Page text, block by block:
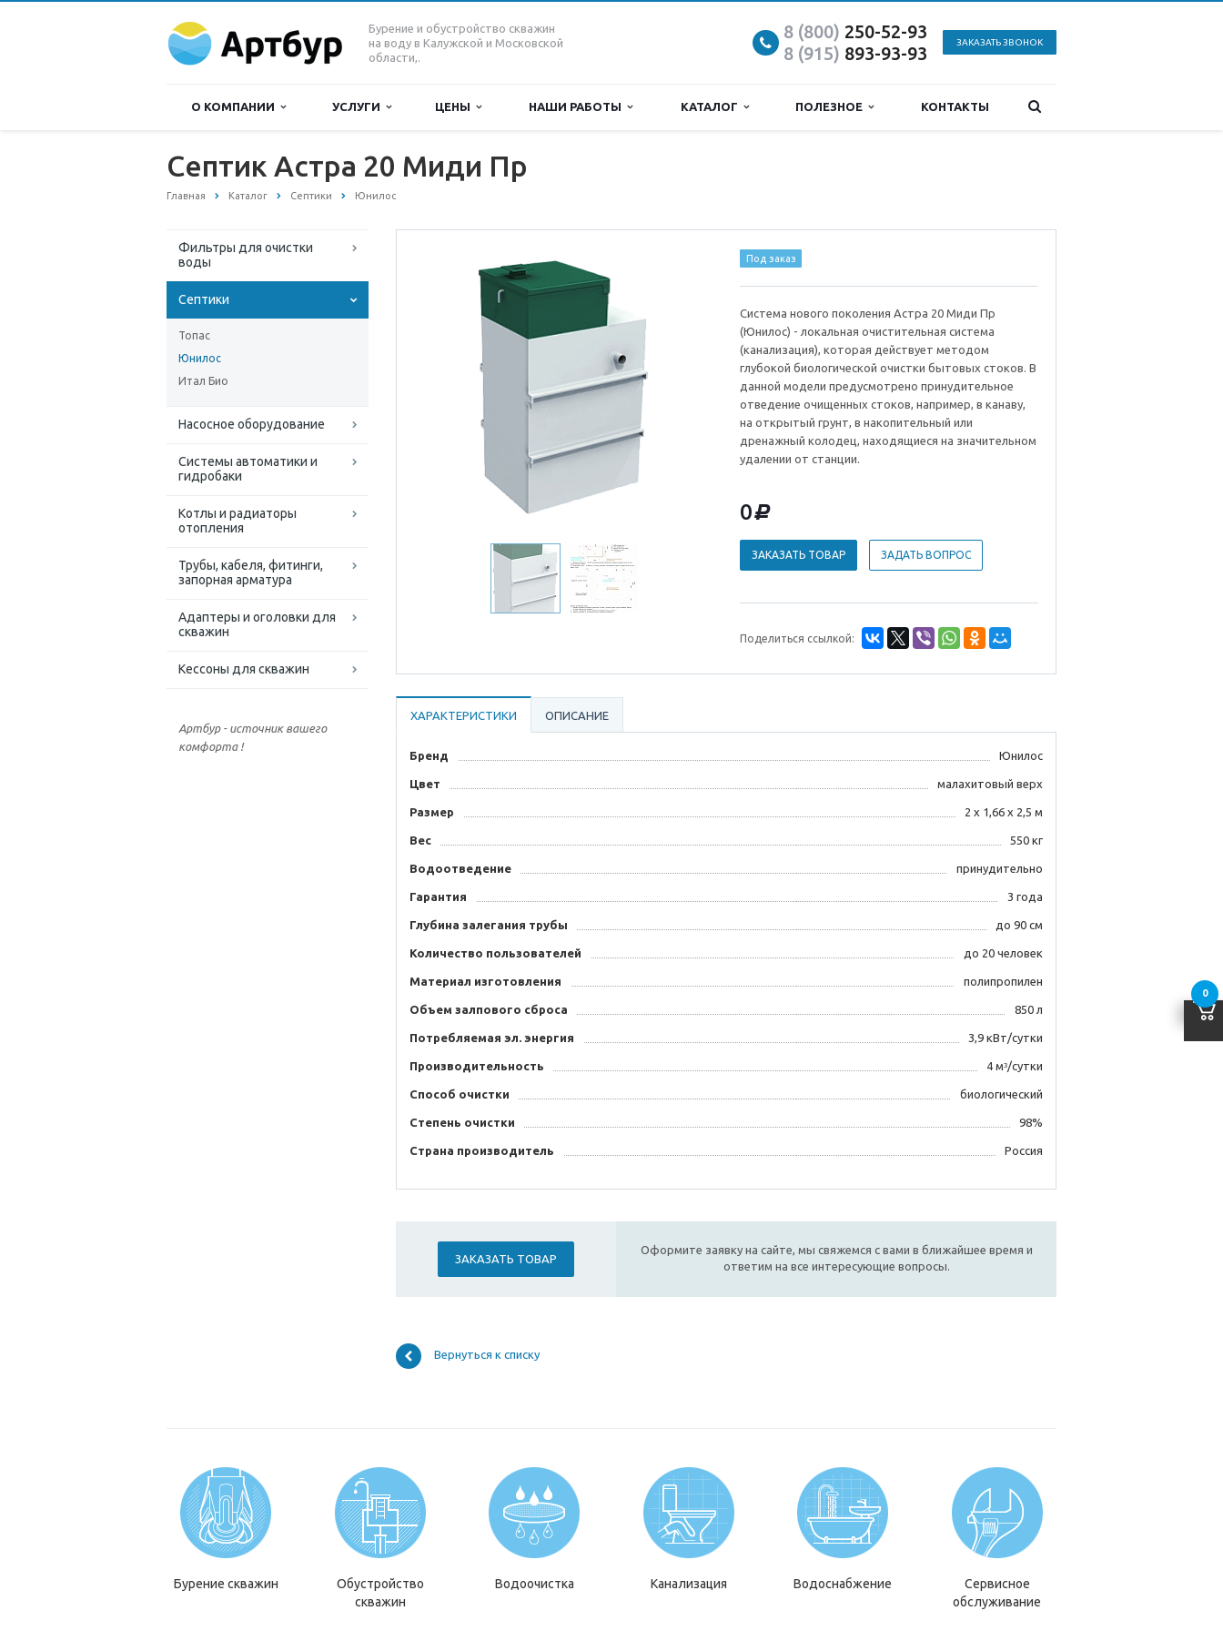
Бурение и обустройство скважин
на воду в Калужской и Московской
области,.
8 (800) 250-52-93
8 (915) 893-93-93
ЗАКАЗАТЬ ЗВОНОК
О КОМПАНИИ УСЛУГИ ЦЕНЫ НАШИ РАБОТЫ КАТАЛОГ ПОЛЕЗНОЕ КОНТАКТЫ
Септик Астра 20 Миди Пр
Главная Каталог Септики Юнилос
Фильтры для очистки
воды
Септики
Топас
Юнилос
Итал Био
Насосное оборудование
Системы автоматики и
гидробаки
Котлы и радиаторы
отопления
Трубы, кабеля, фитинги,
запорная арматура
Адаптеры и оголовки для
скважин
Кессоны для скважин
Артбур - источник вашего
комфорта !
Под заказ
Система нового поколения Астра 20 Миди Пр
(Юнилос) - локальная очистительная система
(канализация), которая действует методом
глубокой биологической очистки бытовых стоков. В
данной модели предусмотрено принудительное
отведение очищенных стоков, например, в канаву,
на открытый грунт, в накопительный или
дренажный колодец, находящиеся на значительном
удалении от станции.
0d
ЗАКАЗАТЬ ТОВАР ЗАДАТЬ ВОПРОС
Поделиться ссылкой:
ХАРАКТЕРИСТИКИ ОПИСАНИЕ
Бренд Юнилос
Цвет малахитовый верх
Размер 2 х 1,66 х 2,5 м
Вес 550 кг
Водоотведение принудительно
Гарантия 3 года
Глубина залегания трубы до 90 см
Количество пользователей до 20 человек
Материал изготовления полипропилен
Объем залпового сброса 850 л
Потребляемая эл. энергия 3,9 кВт/сутки
Производительность 4 мᶟ/сутки
Способ очистки биологический
Степень очистки 98%
Страна производитель Россия
ЗАКАЗАТЬ ТОВАР
Оформите заявку на сайте, мы свяжемся с вами в ближайшее время и
ответим на все интересующие вопросы.
Вернуться к списку
Бурение скважин
Обустройство
скважин
Водоочистка Канализация Водоснабжение
Сервисное
обслуживание
0